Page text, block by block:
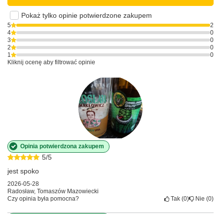
Pokaż tylko opinie potwierdzone zakupem
5
2
4
0
3
0
2
0
1
0
Kliknij ocenę aby filtrować opinie
5/5
Opinia potwierdzona zakupem
jest spoko
2026-05-28
Radosław, Tomaszów Mazowiecki
Czy opinia była pomocna?
Tak 0 Nie 0